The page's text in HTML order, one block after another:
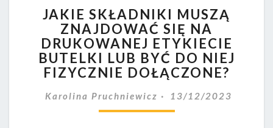
SKŁADNIKI
MUSZĄ
ZNAJDOWAĆ
SIĘ
NA
DRUKOWANEJ
ETYKIECIE
BUTELKI
JAKIE SKŁADNIKI MUSZĄ
ZNAJDOWAĆ SIĘ NA
DRUKOWANEJ ETYKIECIE
BUTELKI LUB BYĆ DO NIEJ
FIZYCZNIE DOŁĄCZONE?
Karolina Pruchniewicz 13/12/2023